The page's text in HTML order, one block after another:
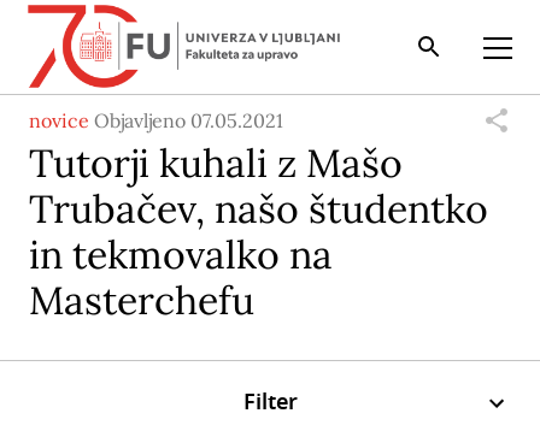
Iskalnik Odpri
novice Objavljeno 07.05.2021
Tutorji kuhali z Mašo
Trubačev, našo študentko
in tekmovalko na
Masterchefu
Filter